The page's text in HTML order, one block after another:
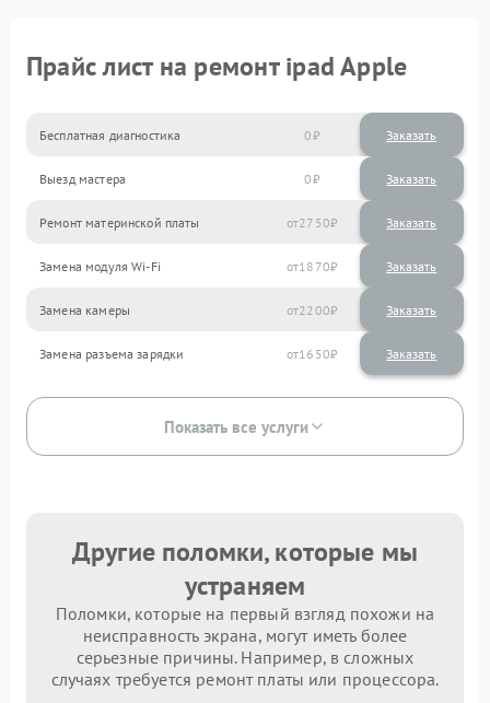
Прайс лист на ремонт ipad Apple
Бесплатная диагностика 0 Заказать
Выезд мастера 0 Заказать
Ремонт материнской платы 2750
Замена модуля Wi-Fi 1870
Замена камеры 2200
Замена разъема зарядки 1650
Показать все услуги
Другие поломки, которые мы
устраняем
Поломки, которые на первый взгляд похожи на
неисправность экрана, могут иметь более
серьезные причины. Например, в сложных
случаях требуется ремонт платы или процессора.